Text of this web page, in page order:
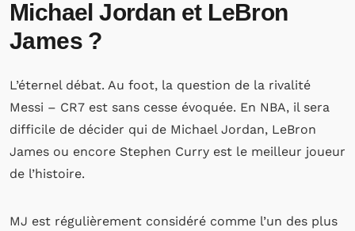
Michael Jordan et LeBron
James ?
L’éternel débat. Au foot, la question de la rivalité
Messi – CR7 est sans cesse évoquée. En NBA, il sera
difficile de décider qui de Michael Jordan, LeBron
James ou encore Stephen Curry est le meilleur joueur
de l’histoire.
MJ est régulièrement considéré comme l’un des plus